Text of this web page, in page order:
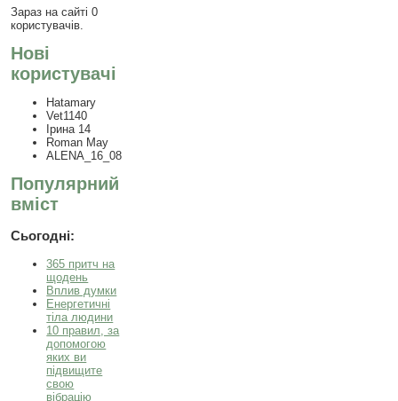
Зараз на сайті 0
користувачів.
Нові
користувачі
Hatamary
Vet1140
Ірина 14
Roman May
ALENA_16_08
Популярний
вміст
Сьогодні:
365 притч на
щодень
Вплив думки
Енергетичні
тіла людини
10 правил, за
допомогою
яких ви
підвищите
свою
вібрацію